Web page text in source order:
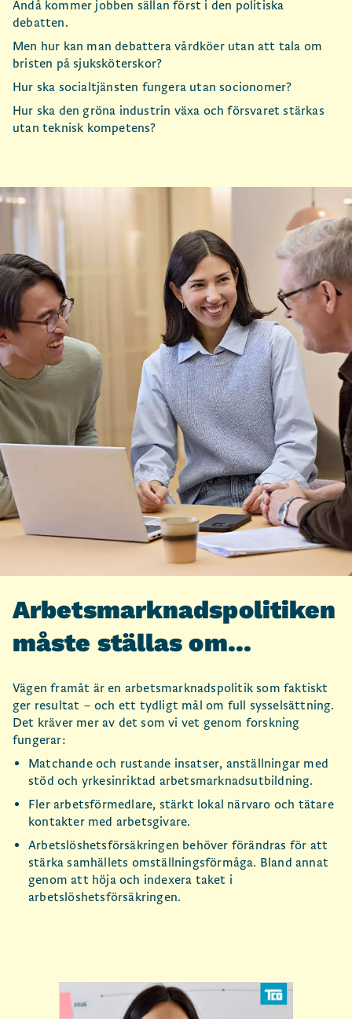
Ändå kommer jobben sällan först i den politiska
debatten.
Men hur kan man debattera vårdköer utan att tala om
bristen på sjuksköterskor?
Hur ska socialtjänsten fungera utan socionomer?
Hur ska den gröna industrin växa och försvaret stärkas
utan teknisk kompetens?
Arbetsmarknadspolitiken
måste ställas om...
Vägen framåt är en arbetsmarknadspolitik som faktiskt
ger resultat – och ett tydligt mål om full sysselsättning.
Det kräver mer av det som vi vet genom forskning
fungerar:
Matchande och rustande insatser, anställningar med
stöd och yrkesinriktad arbetsmarknadsutbildning.
Fler arbetsförmedlare, stärkt lokal närvaro och tätare
kontakter med arbetsgivare.
Arbetslöshetsförsäkringen behöver förändras för att
stärka samhällets omställningsförmåga. Bland annat
genom att höja och indexera taket i
arbetslöshetsförsäkringen.